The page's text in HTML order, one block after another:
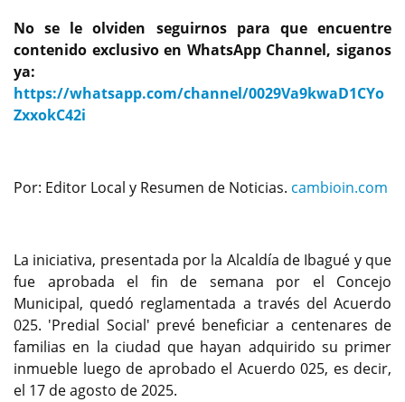
No se le olviden seguirnos para que encuentre
contenido exclusivo en WhatsApp Channel, siganos
ya:
https://whatsapp.com/channel/0029Va9kwaD1CYo
ZxxokC42i
Por: Editor Local y Resumen de Noticias. cambioin.com
La iniciativa, presentada por la Alcaldía de Ibagué y que
fue aprobada el fin de semana por el Concejo
Municipal, quedó reglamentada a través del Acuerdo
025. 'Predial Social' prevé beneficiar a centenares de
familias en la ciudad que hayan adquirido su primer
inmueble luego de aprobado el Acuerdo 025, es decir,
el 17 de agosto de 2025.